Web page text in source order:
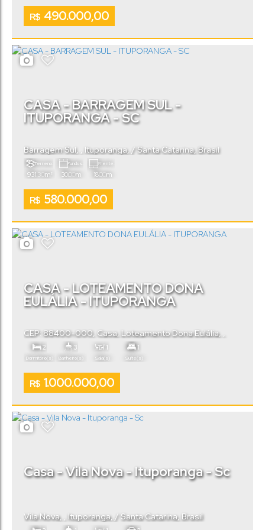
R$ 490.000,00
.00 m²
R$ 580.000,00
CASA - BARRAGEM SUL -
ITUPORANGA - SC
Barragem Sul Ituporanga, Santa Catarina, Brasil
Terreno:
931.30m²
Fundos:
30.00m
Frente:
18.00m
R$ 1.000.000,00
CASA - LOTEAMENTO DONA
EULÁLIA - ITUPORANGA
CEP: 88400-000, Casa, Loteamento Dona Eulália
Ituporanga, Santa Catarina,Brasil
2
Dormitório(s)
3
Banheiro(s)
1
Sala(s)
1
Suíte(s)
Vaga(s)
Casa - Vila Nova - Ituporanga - Sc
Vila Nova Ituporanga, Santa Catarina, Brasil